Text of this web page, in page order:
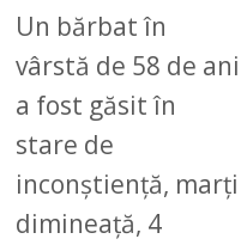
Un bărbat în
vârstă de 58 de ani
a fost găsit în
stare de
inconștiență, marți
dimineață, 4